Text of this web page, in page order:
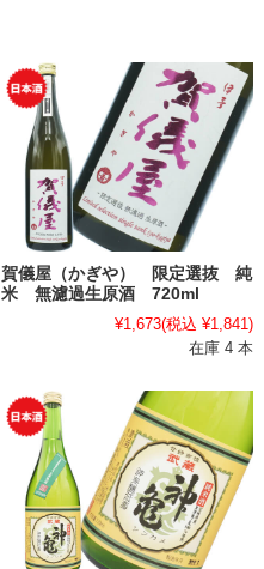
賀儀屋（かぎや） 限定選抜 純
米 無濾過生原酒 720ml
¥1,673(税込 ¥1,841)
在庫 4 本